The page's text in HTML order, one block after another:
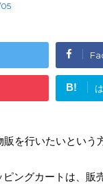
B!
販を行いたいとい
ングカートは、販